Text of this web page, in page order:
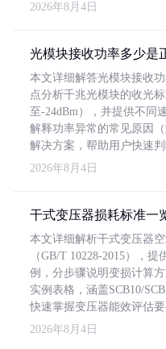
2026年8月4日
光模块接收功率多少是
本文详细解答光模块接收
点分析千兆光模块的收光
至-24dBm），并提供不同
解释功率异常的常见原因
解决方案，帮助用户快速判
2026年8月4日
干式变压器损耗标准一
本文详细解析干式变压器
（GB/T 10228-2015），
例，分步骤说明变损计算
实例表格，涵盖SCB10/
快速掌握变压器能效评估要
2026年8月4日